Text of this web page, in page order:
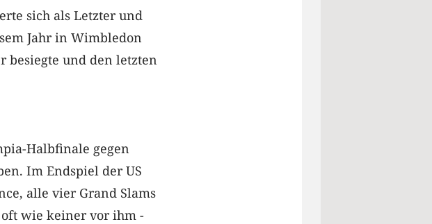
sich als Letzter und
Jahr in Wimbledon
und den letzten
Halbfinale gegen
Im Endspiel der US
alle vier Grand Slams
wie keiner vor ihm -